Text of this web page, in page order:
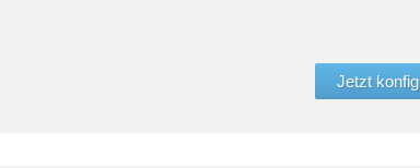
Jetzt